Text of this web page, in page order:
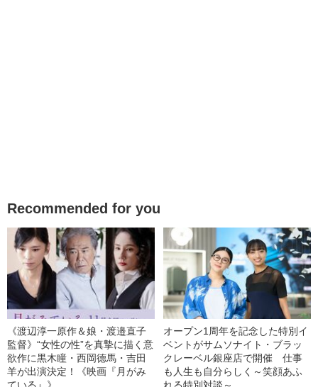
Recommended for you
《渡辺淳一原作＆娘・渡邉直子
監督》“女性の性”を真摯に描く意
欲作に黒木瞳・西岡德馬・吉田
羊が出演決定！《映画『月がみ
オープン1周年を記念した特別イ
ベントがサムソナイト・ブラッ
クレーベル銀座店で開催 仕事
も人生も自分らしく～笑顔あふ